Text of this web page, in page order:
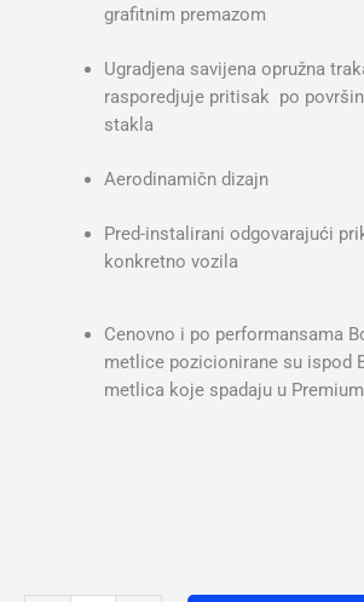
grafitnim premazom
Ugradjena savijena opružna
rasporedjuje pritisak po
stakla
Aerodinamičn dizajn
Pred-instalirani odgovarajući
konkretno vozila
Cenovno i po performansama
metlice pozicionirane su ispod
metlica koje spadaju u